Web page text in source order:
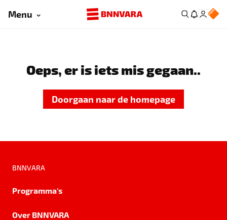
Menu
Oeps, er is iets mis gegaan..
Doorgaan naar de homepage
BNNVARA
Programma's
Over BNNVARA